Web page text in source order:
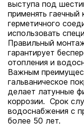
выступа под
применять
герметичного
использовать
Правильный
гарантирует
отопления и
Важным
гальваническое
делает латунные
коррозии. Срок
водоснабжения с
более 50 лет.